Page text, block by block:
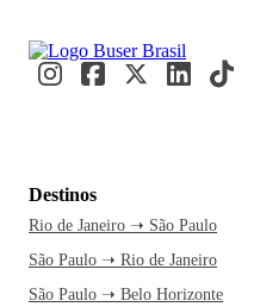
Destinos
Rio de Janeiro ➝ São Paulo
São Paulo ➝ Rio de Janeiro
São Paulo ➝ Belo Horizonte